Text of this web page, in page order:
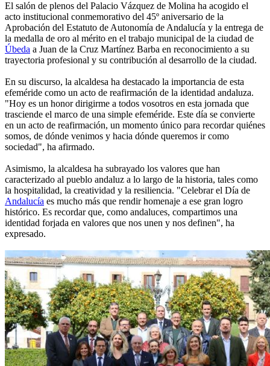
El salón de plenos del Palacio Vázquez de Molina ha acogido el
acto institucional conmemorativo del 45º aniversario de la
Aprobación del Estatuto de Autonomía de Andalucía y la entrega de
la medalla de oro al mérito en el trabajo municipal de la ciudad de
Úbeda a Juan de la Cruz Martínez Barba en reconocimiento a su
trayectoria profesional y su contribución al desarrollo de la ciudad.
En su discurso, la alcaldesa ha destacado la importancia de esta
efeméride como un acto de reafirmación de la identidad andaluza.
"Hoy es un honor dirigirme a todos vosotros en esta jornada que
trasciende el marco de una simple efeméride. Este día se convierte
en un acto de reafirmación, un momento único para recordar quiénes
somos, de dónde venimos y hacia dónde queremos ir como
sociedad", ha afirmado.
Asimismo, la alcaldesa ha subrayado los valores que han
caracterizado al pueblo andaluz a lo largo de la historia, tales como
la hospitalidad, la creatividad y la resiliencia. "Celebrar el Día de
Andalucía es mucho más que rendir homenaje a ese gran logro
histórico. Es recordar que, como andaluces, compartimos una
identidad forjada en valores que nos unen y nos definen", ha
expresado.